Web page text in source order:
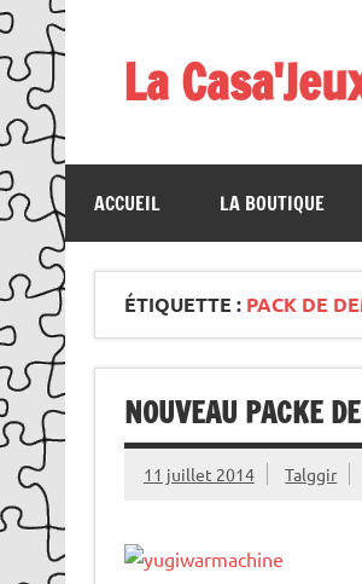
Skip
to
content
La
ACCUEIL LA BOUTIQUE
ÉTIQUETTE : PACK DE
NOUVEAU PACKE
11 juillet 2014 Talggir